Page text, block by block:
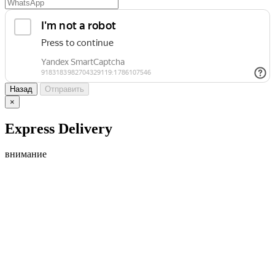
Назад
Отправить
×
Express Delivery
внимание